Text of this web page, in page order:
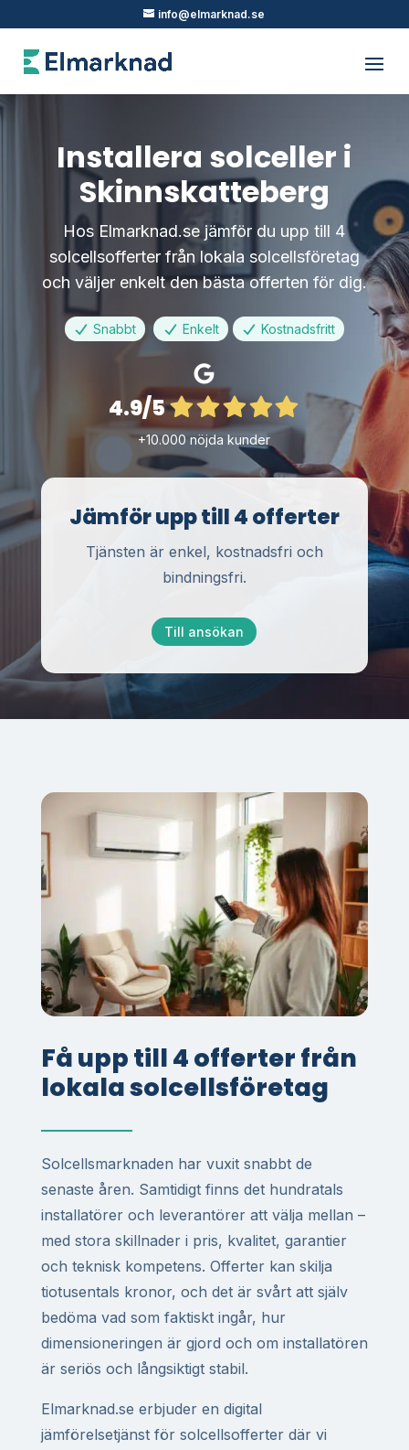
info@elmarknad.se
Installera solceller i
Skinnskatteberg
Hos Elmarknad.se jämför du upp till 4
solcellsofferter från lokala solcellsföretag
och väljer enkelt den bästa offerten för dig.
Snabbt Enkelt Kostnadsfritt
4.9/5
+10.000 nöjda kunder
Jämför upp till 4 offerter
Tjänsten är enkel, kostnadsfri och
bindningsfri.
Till ansökan
Få upp till 4 offerter från
lokala solcellsföretag
Solcellsmarknaden har vuxit snabbt de
senaste åren. Samtidigt finns det hundratals
installatörer och leverantörer att välja mellan –
med stora skillnader i pris, kvalitet, garantier
och teknisk kompetens. Offerter kan skilja
tiotusentals kronor, och det är svårt att själv
bedöma vad som faktiskt ingår, hur
dimensioneringen är gjord och om installatören
är seriös och långsiktigt stabil.
Elmarknad.se erbjuder en digital
jämförelsetjänst för solcellsofferter där vi